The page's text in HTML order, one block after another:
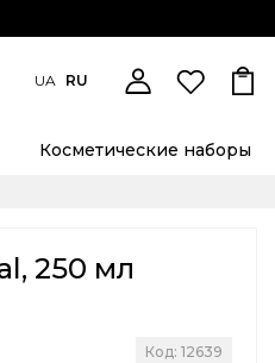
UA RU
Косметические наборы
250 мл
Код: 12639